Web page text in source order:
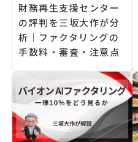
財務再生支援センター
の評判を三坂大作が分
析｜ファクタリングの
手数料・審査・注意点